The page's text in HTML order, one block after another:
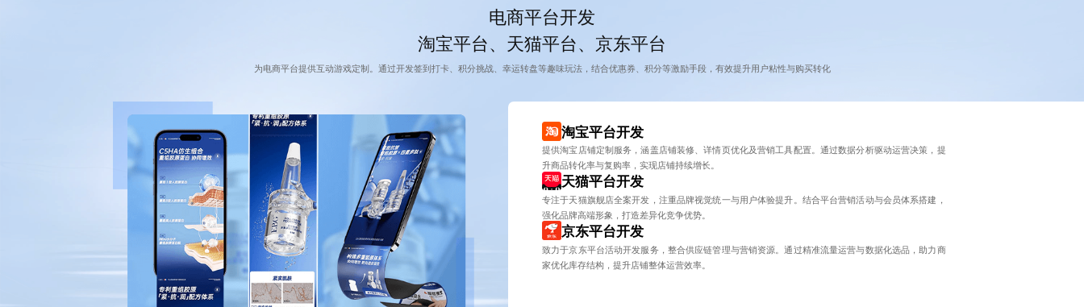
电商平台开发
淘宝平台、天猫平台、京东平台
为电商平台提供互动游戏定制。通过开发签到打卡、积分挑战、幸运转盘等趣味玩法，结合优惠券、积分等激励手段，有效提升用户粘性与购买转化
淘宝平台开发
提供淘宝店铺定制服务，涵盖店铺装修、详情页优化及营销工具配置。通过数据分析驱动运营决策，提
升商品转化率与复购率，实现店铺持续增长。
天猫平台开发
专注于天猫旗舰店全案开发，注重品牌视觉统一与用户体验提升。结合平台营销活动与会员体系搭建，
强化品牌高端形象，打造差异化竞争优势。
京东平台开发
致力于京东平台活动开发服务，整合供应链管理与营销资源。通过精准流量运营与数据化选品，助力商
家优化库存结构，提升店铺整体运营效率。